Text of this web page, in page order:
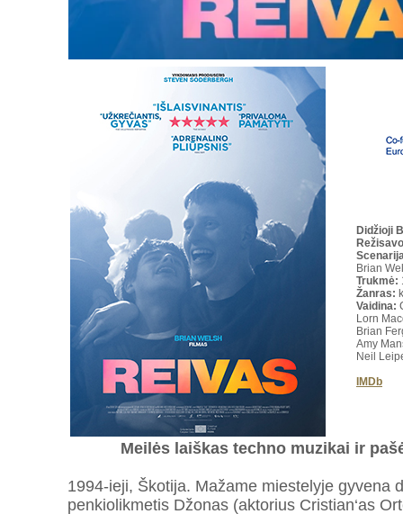
Didžioji
Režisavo
Brian
Trukmė:
Žanras:
Vaidina:
Lorn
Brian
Amy
Neil
IMDb
Meilės laiškas techno muzikai ir
1994-ieji, Škotija. Mažame miestelyje gyvena
penkiolikmetis Džonas (aktorius Cristian‘as